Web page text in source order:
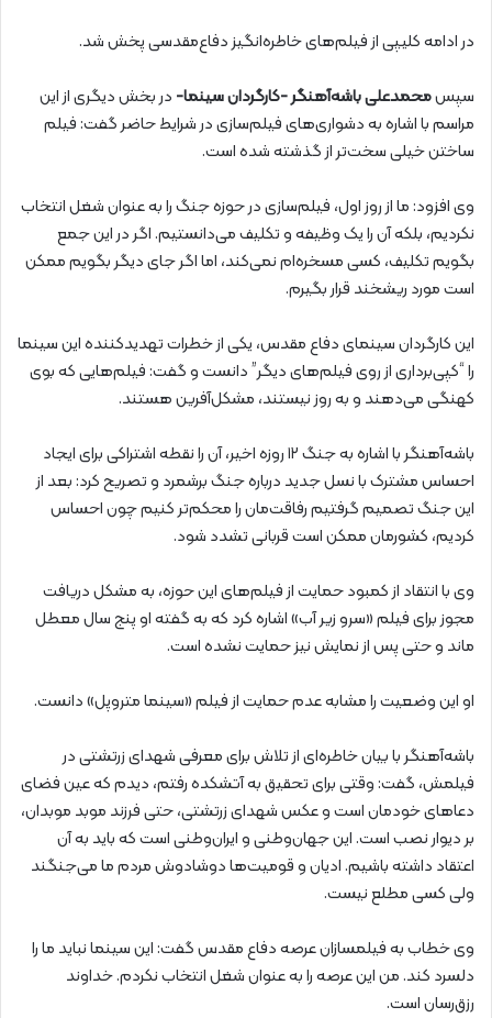
در ادامه کلیپی از فیلم‌های خاطره‌انگیز دفاع‌مقدسی پخش شد.
سپسمحمدعلی باشه‌آهنگر -کارگردان سینما- در بخش دیگری از این‌
مراسم با اشاره به دشواری‌های فیلم‌سازی در شرایط حاضر گفت: فیلم
ساختن خیلی سخت‌تر از گذشته شده است.
وی افزود: ما از روز اول، فیلم‌سازی در حوزه جنگ را به عنوان شغل انتخاب
نکردیم، بلکه آن را یک وظیفه و تکلیف می‌دانستیم. اگر در این جمع
بگویم تکلیف، کسی مسخره‌ام نمی‌کند، اما اگر جای دیگر بگویم ممکن
است مورد ریشخند قرار بگیرم.
این کارگردان سینمای دفاع مقدس، یکی از خطرات تهدیدکننده این سینما
را “کپی‌برداری از روی فیلم‌های دیگر” دانست و گفت: فیلم‌هایی که بوی
کهنگی می‌دهند و به روز نیستند، مشکل‌آفرین هستند.
باشه‌آهنگر با اشاره به جنگ ۱۲ روزه اخیر، آن را نقطه اشتراکی برای ایجاد
احساس مشترک با نسل جدید درباره جنگ برشمرد و تصریح کرد: بعد از
این جنگ تصمیم گرفتیم رفاقت‌مان را محکم‌تر کنیم چون احساس
کردیم، کشورمان ممکن است قربانی تشدد شود.
وی با انتقاد از کمبود حمایت از فیلم‌های این حوزه، به مشکل دریافت
مجوز برای فیلم «سرو زیر آب» اشاره کرد که به گفته او پنج سال معطل
ماند و حتی پس از نمایش نیز حمایت نشده است.
او این وضعیت را مشابه عدم حمایت از فیلم «سینما متروپل» دانست.
باشه‌آهنگر با بیان خاطره‌ای از تلاش برای معرفی شهدای زرتشتی در
فیلمش، گفت: وقتی برای تحقیق به آتشکده رفتم، دیدم که عین فضای
دعاهای خودمان است و عکس شهدای زرتشتی، حتی فرزند موبد موبدان،
بر دیوار نصب است. این جهان‌وطنی و ایران‌وطنی است که باید به آن
اعتقاد داشته باشیم. ادیان و قومیت‌ها دوشادوش مردم ما می‌جنگند
ولی کسی مطلع نیست.
وی خطاب به فیلمسازان عرصه دفاع مقدس گفت: این سینما نباید ما را
دلسرد کند. من این عرصه را به عنوان شغل انتخاب نکردم. خداوند
رزق‌رسان است.